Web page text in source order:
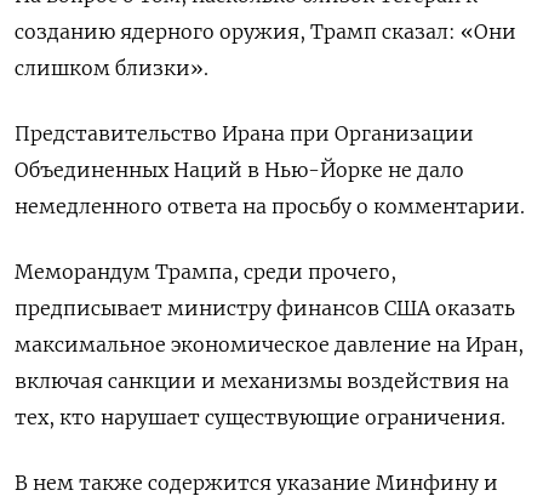
созданию ядерного оружия, Трамп сказал: «Они
слишком близки».
Представительство Ирана при Организации
Объединенных Наций в Нью-Йорке не дало
немедленного ответа на просьбу о комментарии.
Меморандум Трампа, среди прочего,
предписывает министру финансов США оказать
максимальное экономическое давление на Иран,
включая санкции и механизмы воздействия на
тех, кто нарушает существующие ограничения.
В нем также содержится указание Минфину и